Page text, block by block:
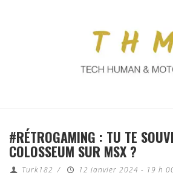
#RÉTROGAMING : TU TE
COLOSSEUM SUR MSX ?
Turk182 / 12 janvier 2024 - 19 h